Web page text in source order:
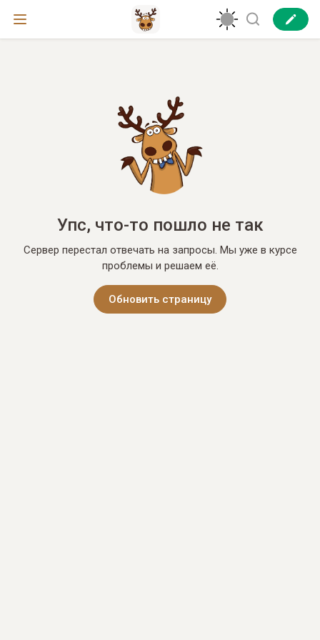
Упс, что-то пошло не так
Сервер перестал отвечать на запросы. Мы уже в курсе
проблемы и решаем её.
Обновить страницу